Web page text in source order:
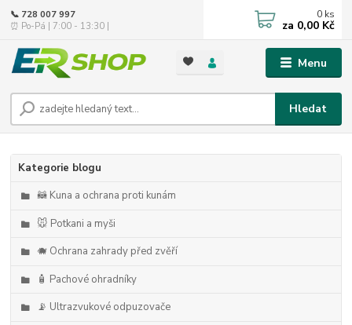
Menu
Hledat
📞 728 007 997
⏰ Po-Pá | 7:00 - 13:30 |
0 ks
za 0,00 Kč
Kategorie blogu
🦝 Kuna a ochrana proti kunám
🐭 Potkani a myši
🐗 Ochrana zahrady před zvěří
🧴 Pachové ohradníky
📡 Ultrazvukové odpuzovače